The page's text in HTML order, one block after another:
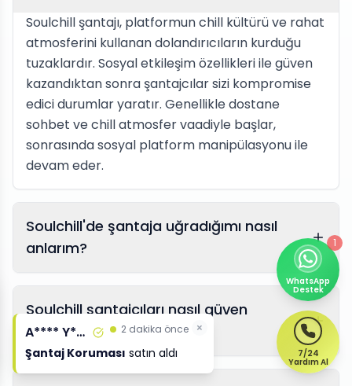
Soulchill şantajı, platformun chill kültürü ve rahat
atmosferini kullanan dolandırıcıların kurduğu
tuzaklardır. Sosyal etkileşim özellikleri ile güven
kazandıktan sonra şantajcılar sizi kompromise
edici durumlar yaratır. Genellikle dostane
sohbet ve chill atmosfer vaadiyle başlar,
sonrasında sosyal platform manipülasyonu ile
devam eder.
Soulchill'de şantaja uğradığımı nasıl
anlarım?
Soulchill şantajcıları nasıl güven
kazanıyor?
A**** Y**** 2 dakika önce
Şantaj Koruması satın aldı
×
7/24
Yardım Al
WhatsApp
Destek
1